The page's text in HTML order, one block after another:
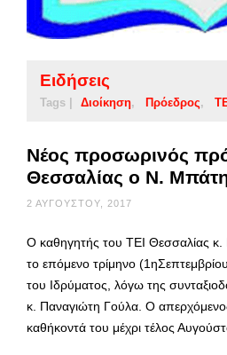
Ειδήσεις
Tags | Διοίκηση Πρόεδρος
Νέος προσωρινός
Θεσσαλίας ο Ν.
2 ΑΥΓΟΎΣΤΟΥ, 2017
Ο καθηγητής του ΤΕΙ Θεσσαλίας
το επόμενο τρίμηνο
του Ιδρύματος, λόγω της
κ. Παναγιώτη Γούλα. Ο
καθήκοντά του μέχρι τέλος